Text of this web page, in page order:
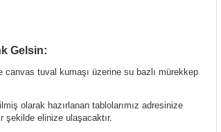
Gelsin:
tuval kumaşı üzerine su bazlı mürekkep
olarak hazırlanan tablolarımız adresinize
şekilde elinize ulaşacaktır.